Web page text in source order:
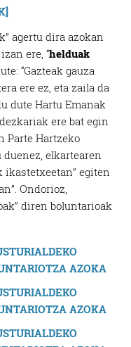
agertu dira azokan
ere, “helduak
“Gazteak gauza
ere ez, eta zaila da
dute Hartu Emanak
ere bat egin
Parte Hartzeko
duenez, elkartearen
ikastetxeetan” egiten
Ondorioz,
diren boluntarioak